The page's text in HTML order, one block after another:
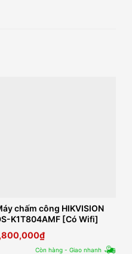
chấm công HIKVISION
K1T804AMF [Có Wifi]
₫
Còn hàng - Giao nhanh